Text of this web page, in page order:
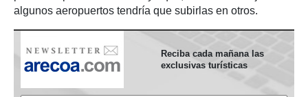
algunos aeropuertos tendría que subirlas en otros.
Reciba cada mañana las
exclusivas turísticas